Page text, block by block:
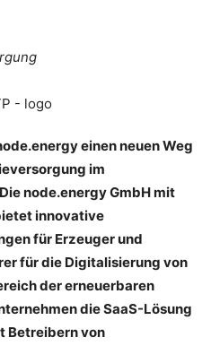
einen neuen Weg
im
node.energy GmbH mit
innovative
für Erzeuger und
für die Digitalisierung von
der erneuerbaren
die SaaS-Lösung
Betreibern von